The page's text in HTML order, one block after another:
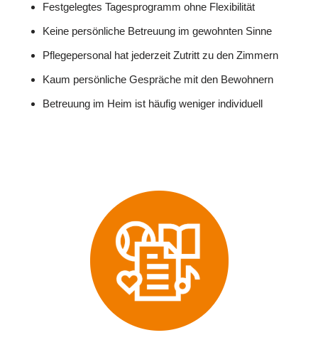
Festgelegtes Tagesprogramm ohne Flexibilität
Keine persönliche Betreuung im gewohnten Sinne
Pflegepersonal hat jederzeit Zutritt zu den Zimmern
Kaum persönliche Gespräche mit den Bewohnern
Betreuung im Heim ist häufig weniger individuell